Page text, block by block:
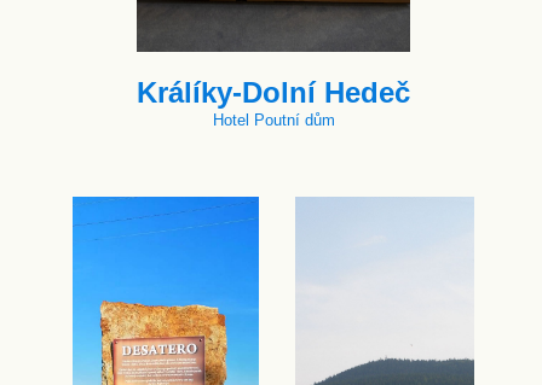
Králíky-Dolní Hedeč
Hotel Poutní dům